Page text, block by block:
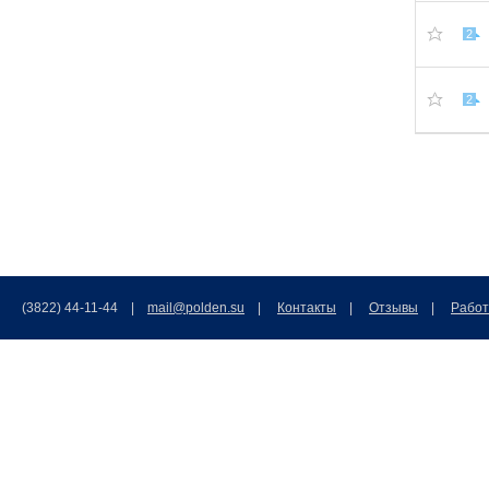
2
2
(3822) 44-11-44 | mail@polden.su Контакты Отзывы